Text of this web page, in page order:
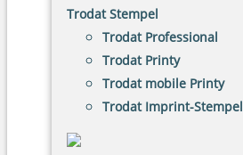
Trodat Stempel
Trodat Professional
Trodat Printy
Trodat mobile Printy
Trodat Imprint-Stempel